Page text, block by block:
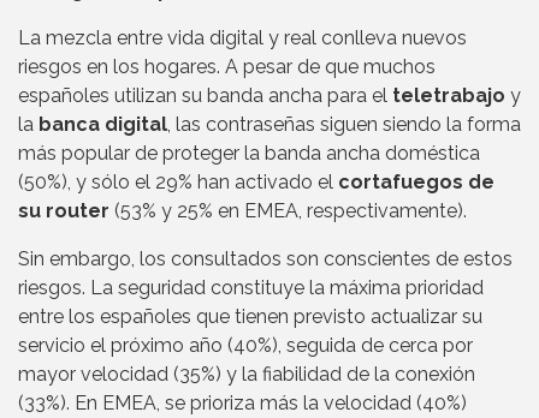
La mezcla entre vida digital y real conlleva nuevos
riesgos en los hogares. A pesar de que muchos
españoles utilizan su banda ancha para el teletrabajo y
la banca digital, las contraseñas siguen siendo la forma
más popular de proteger la banda ancha doméstica
(50%), y sólo el 29% han activado el cortafuegos de
su router (53% y 25% en EMEA, respectivamente).
Sin embargo, los consultados son conscientes de estos
riesgos. La seguridad constituye la máxima prioridad
entre los españoles que tienen previsto actualizar su
servicio el próximo año (40%), seguida de cerca por
mayor velocidad (35%) y la fiabilidad de la conexión
(33%). En EMEA, se prioriza más la velocidad (40%)